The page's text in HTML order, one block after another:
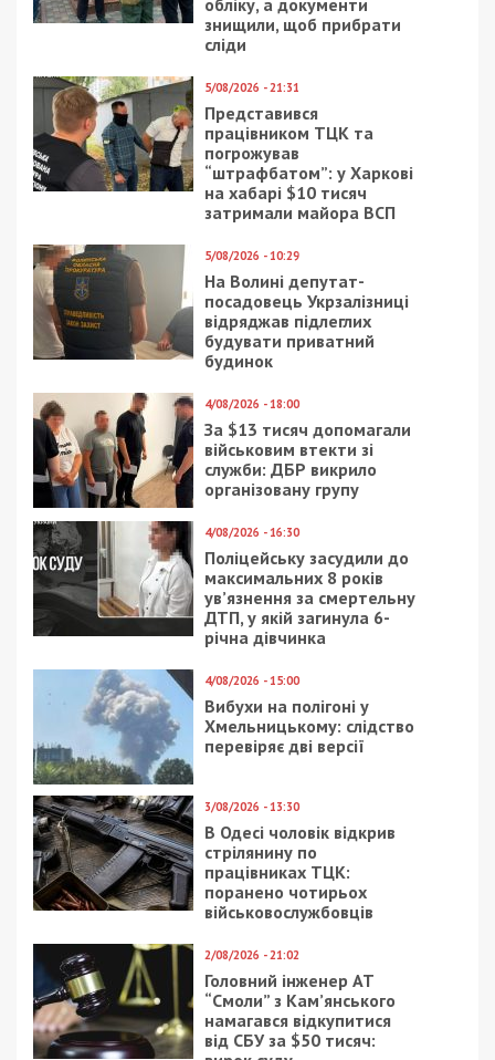
Следующая статья:
Министр юстиции собирается обогатить
тюремщиков
СУСПІЛЬСТВО
2/04/2020 - 10:03
В Днепре на месте
«Трудовых резервов»
строят новый
спорткомплекс: фото
19/07/2018 - 16:40
разработали онлайн-
игру для группы в
Facebook
Ворог продовжує
атакувати райони
Дніпропетровської
області
У Болгарії хочуть
повернути морський
порт з-під контролю
росіян